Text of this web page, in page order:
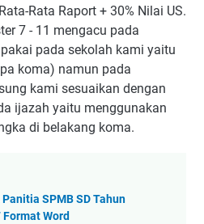
Rata Raport + 30% Nilai US.
7 - 11 mengacu pada
pada sekolah kami yaitu
koma) namun pada
kami sesuaikan dengan
ijazah yaitu menggunakan
di belakang koma.
SPMB SD Tahun
Word